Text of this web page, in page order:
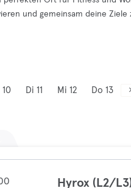
und gemeinsam deine Ziele
10 Di 11 Mi 12 Do 13
Hyrox (L2/